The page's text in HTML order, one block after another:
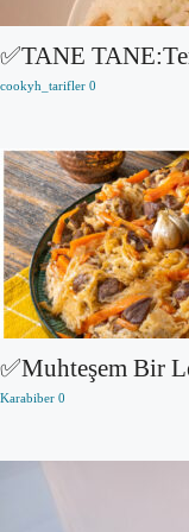
✅TANE
cookyh_tarifler 0
✅Muhteşem Bir
Karabiber 0